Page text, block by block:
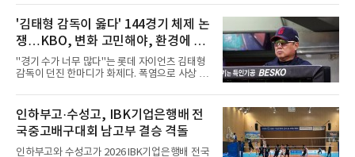
리츠와 마이애미 말린스를 거쳐 메츠에 둥지를
틀며 반등을 노렸으나
행배 전국중고배구대회 18세 이하 여자부 결승
에서 선명여고를 세트스코어 3-1(13-25, 25-14,
25-17, 25-10)로 물리치고 우승을 차지했다.첫
세트를 13-25로 내주며 불안하게 출발한 중앙여
고는 이후 조직력을 되찾아 2세트부터 경기 주
도권을 완전히 장악했다. 강한 서브와 탄탄한 수
비를 앞세워 내리 세 세트를 따내며 짜릿한 역전
권대회 결승에서 모두 선명여고에 패해 준우승
에 머물렀다. 그러나 세 번째
'김태형 감독이 옳다' 144경기 체제 논
쟁…KBO, 변화 고민해야, 환경에 맞
는 경기 수가 바람직
"경기 수가 너무 많다"는 롯데 자이언츠 김태형
감독이 던진 한마디가 화제다. 폭염으로 사상 초
독은 단순히 더위를 이야기하지 않았다. 우천,
폭염, 부상 등 변수가 늘어나는 현실에서 현재
팀당 144경기 체제가 과연 지속 가능한지 질문
을 던졌다.물론 144경기가 세계적으로 특별히
많은 숫자는 아니다. 메이저리그는 팀당 162경
인하부고·수성고, IBK기업은행배 전
국중고배구대회 남고부 결승 격돌
인하부고와 수성고가 2026 IBK기업은행배 전국